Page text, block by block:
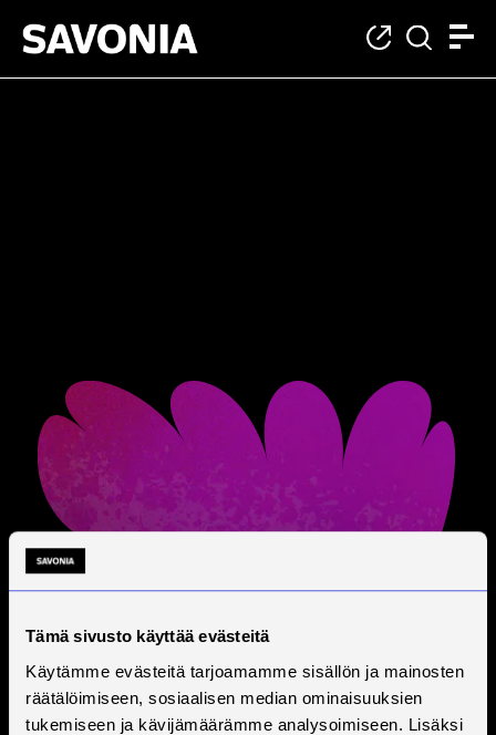
Tämä sivusto käyttää evästeitä
Käytämme evästeitä tarjoamamme sisällön ja mainosten
räätälöimiseen, sosiaalisen median ominaisuuksien
tukemiseen ja kävijämäärämme analysoimiseen. Lisäksi
Category: